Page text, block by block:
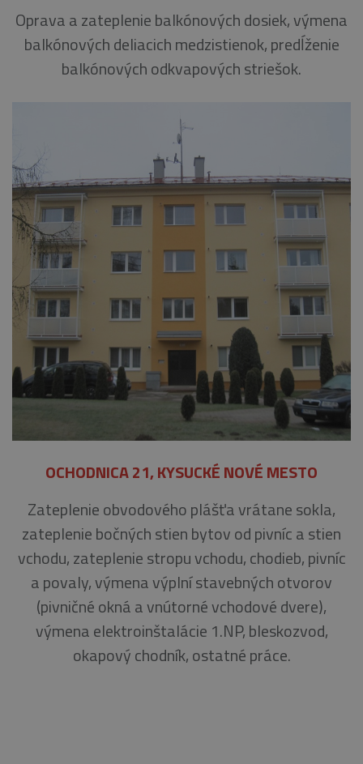
Oprava a zateplenie balkónových dosiek, výmena
balkónových deliacich medzistienok, predĺženie
balkónových odkvapových striešok.
OCHODNICA 21, KYSUCKÉ NOVÉ MESTO
Zateplenie obvodového plášťa vrátane sokla,
zateplenie bočných stien bytov od pivníc a stien
vchodu, zateplenie stropu vchodu, chodieb, pivníc
a povaly, výmena výplní stavebných otvorov
(pivničné okná a vnútorné vchodové dvere),
výmena elektroinštalácie 1.NP, bleskozvod,
okapový chodník, ostatné práce.